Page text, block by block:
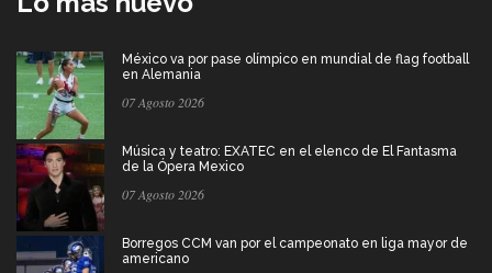
México va por pase olímpico en mundial de flag football
en Alemania
07 Agosto 2026
Música y teatro: EXATEC en el elenco de El Fantasma
de la Ópera Mexico
07 Agosto 2026
Borregos CCM van por el campeonato en liga mayor de
americano